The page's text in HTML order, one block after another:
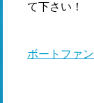
て下さい！
ボートファ